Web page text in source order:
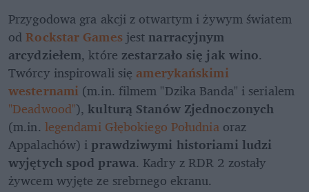
Przygodowa gra akcji z otwartym i żywym światem
od Rockstar Games jest narracyjnym
arcydziełem, które zestarzało się jak wino.
Twórcy inspirowali się amerykańskimi
westernami
(m.in. filmem "Dzika Banda" i serialem
"Deadwood"), kulturą Stanów Zjednoczonych
(m.in. legendami Głębokiego Południa oraz
Appalachów) i prawdziwymi historiami ludzi
wyjętych spod prawa. Kadry z RDR 2 zostały
żywcem wyjęte ze srebrnego ekranu.